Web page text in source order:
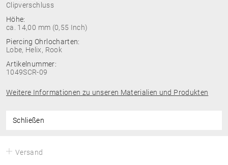
Clipverschluss
Höhe:
ca. 14,00 mm (0,55 Inch)
Piercing Ohrlocharten:
Lobe, Helix, Rook
Artikelnummer:
1049SCR-09
Weitere Informationen zu unseren Materialien und Produkten
Schließen
Versand